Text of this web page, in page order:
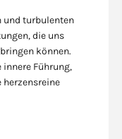
und turbulenten
die uns
können.
Führung,